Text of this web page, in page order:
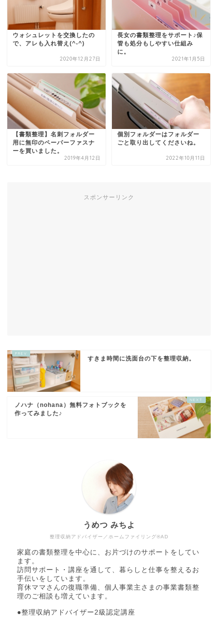
ウォシュレットを交換したの
で、アレも入れ替え(^-^)
2020年12月27日
長女の書類整理をサポート♪保
管も処分もしやすい仕組み
に。
2021年1月5日
【書類整理】名刺フォルダー
用に無印のペーパーファスナ
ーを買いました。
2019年4月12日
個別フォルダーはフォルダー
ごと取り出してくださいね。
2022年10月11日
スポンサーリンク
すきま時間に洗面台の下を整理収納。
ノハナ（nohana）無料フォトブックを
作ってみました♪
整理収納アドバイザー／ホームファイリング®AD
うめつ みちよ
家庭の書類整理を中心に、お片づけのサポートをしてい
ます。
訪問サポート・講座を通して、暮らしと仕事を整えるお
手伝いをしています。
育休ママさんの復職準備、個人事業主さまの事業書類整
理のご相談も増えています。
●整理収納アドバイザー2級認定講座